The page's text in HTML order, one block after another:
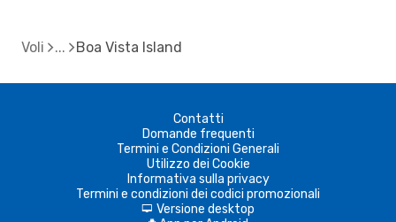
Voli Boa Vista Island
Contatti
Domande frequenti
Termini e Condizioni Generali
Utilizzo dei Cookie
Informativa sulla privacy
Termini e condizioni dei codici promozionali
d Versione desktop